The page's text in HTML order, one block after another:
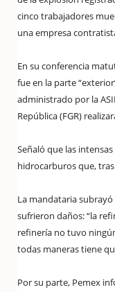
cinco trabajadores
una empresa
En su conferencia
fue en la parte
administrado por la
República (FGR)
Señaló que las
hidrocarburos que,
La mandataria
sufrieron daños: “la
refinería no tuvo
todas maneras tiene
Por su parte, Pemex